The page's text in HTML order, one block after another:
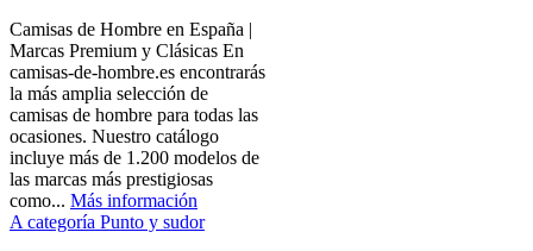
Camisas de Hombre en España |
Marcas Premium y Clásicas En
camisas-de-hombre.es encontrarás
la más amplia selección de
camisas de hombre para todas las
ocasiones. Nuestro catálogo
incluye más de 1.200 modelos de
las marcas más prestigiosas
como... Más información
A categoría Punto y sudor